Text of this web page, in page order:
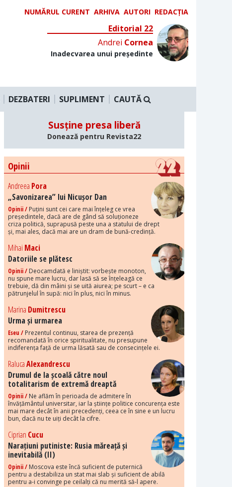
NUMĂRUL CURENT ARHIVA AUTORI REDACȚIA
Editorial 22
Andrei Cornea
Inadecvarea unui președinte
DEZBATERI SUPLIMENT CAUTĂ
Susține presa liberă
Donează pentru Revista22
Opinii
Andreea Pora
„Savonizarea” lui Nicușor Dan
Opinii / Puțini sunt cei care mai înțeleg ce vrea
președintele, dacă are de gând să soluționeze
criza politică, suprapusă peste una a statului de drept
și, mai ales, dacă mai are un dram de bună-credință.
Mihai Maci
Datoriile se plătesc
Opinii / Deocamdată e liniștit: vorbește monoton,
nu spune mare lucru, dar lasă să se înțeleagă ce
trebuie, dă din mâini și se uită aiurea; pe scurt – e ca
pătrunjelul în supă: nici în plus, nici în minus.
Marina Dumitrescu
Urma și urmarea
Eseu / Prezentul continuu, starea de prezență
recomandată în orice spiritualitate, nu presupune
indiferența față de urma lăsată sau de consecințele ei.
RalucaAlexandrescu
Drumul de la școală către noul
totalitarism de extremă dreaptă
Opinii / Ne aflăm în perioada de admitere în
învățământul universitar, iar la științe politice concurența este
mai mare decât în anii precedenți, ceea ce în sine e un lucru
bun, dacă nu te uiți decât la cifre.
Ciprian Cucu
Narațiuni putiniste: Rusia măreață și
inevitabilă (II)
Opinii / Moscova este încă suficient de puternică
pentru a destabiliza un stat mai slab și suficient de abilă
pentru a-i convinge pe ceilalți că nu merită să-l apere.